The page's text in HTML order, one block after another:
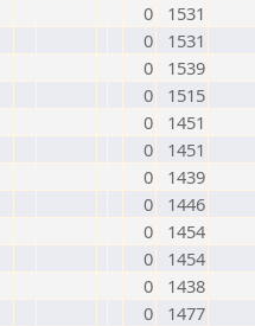
0
1531
0
1531
0
1539
0
1515
0
1451
0
1451
0
1439
0
1446
0
1454
0
1454
0
1438
0
1477